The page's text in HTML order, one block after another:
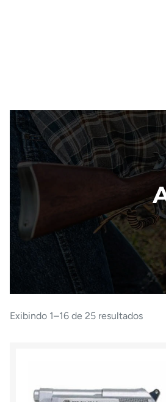
Exibindo 1–16 de 25 resultados